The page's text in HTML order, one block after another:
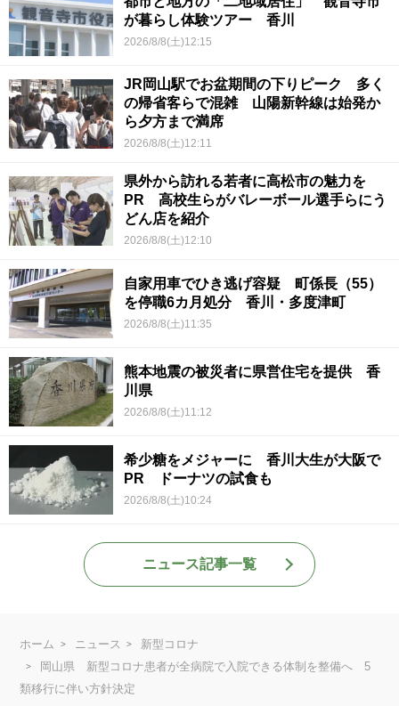
が暮らし体験ツアー 香川
2026/8/8(土)12:15
JR岡山駅でお盆期間の下りピーク 多く
の帰省客らで混雑 山陽新幹線は始発か
ら夕方まで満席
2026/8/8(土)12:11
県外から訪れる若者に高松市の魅力を
PR 高校生らがバレーボール選手らにう
どん店を紹介
2026/8/8(土)12:10
自家用車でひき逃げ容疑 町係長（55）
を停職6カ月処分 香川・多度津町
2026/8/8(土)11:35
熊本地震の被災者に県営住宅を提供 香
川県
2026/8/8(土)11:12
希少糖をメジャーに 香川大生が大阪で
PR ドーナツの試食も
2026/8/8(土)10:24
ニュース記事一覧
ホーム ニュース
新型コロナ
岡山県 新型コロナ患者が全病院で入院できる体制を整備へ 5
類移行に伴い方針決定